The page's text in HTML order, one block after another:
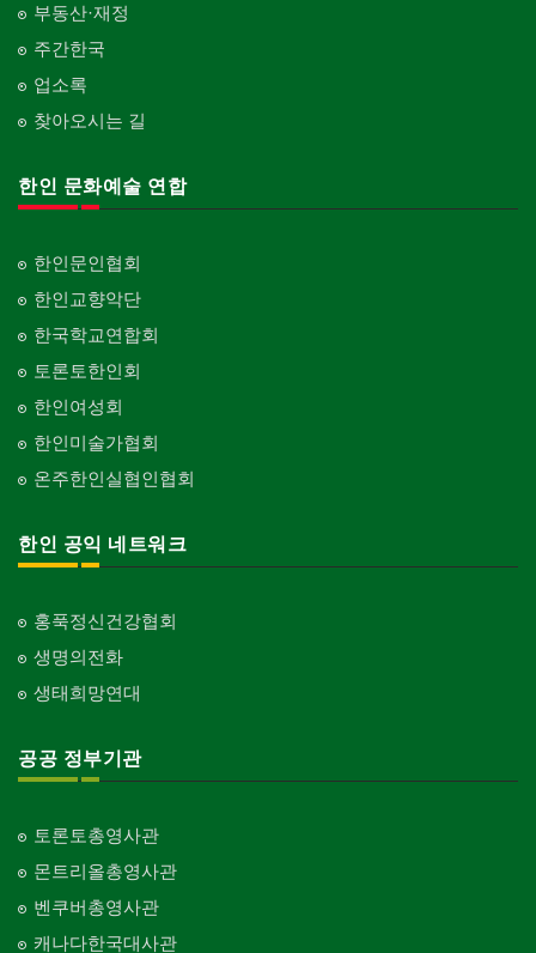
부동산·재정
주간한국
업소록
찾아오시는 길
한인 문화예술 연합
한인문인협회
한인교향악단
한국학교연합회
토론토한인회
한인여성회
한인미술가협회
온주한인실협인협회
한인 공익 네트워크
홍푹정신건강협회
생명의전화
생태희망연대
공공 정부기관
토론토총영사관
몬트리올총영사관
벤쿠버총영사관
캐나다한국대사관